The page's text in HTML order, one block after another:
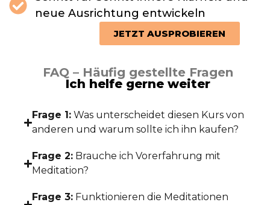
neue Ausrichtung entwickeln
JETZT AUSPROBIEREN
FAQ – Häufig gestellte Fragen
Ich helfe gerne weiter
Frage 1: Was unterscheidet diesen Kurs von
anderen und warum sollte ich ihn kaufen?
Frage 2: Brauche ich Vorerfahrung mit
Meditation?
Frage 3: Funktionieren die Meditationen